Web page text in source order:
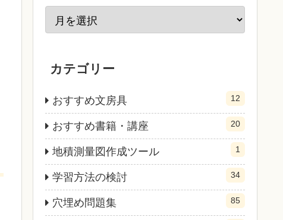
カテゴリー
おすすめ文房具 12
おすすめ書籍・講座 20
地積測量図作成ツール 1
学習方法の検討 34
穴埋め問題集 85